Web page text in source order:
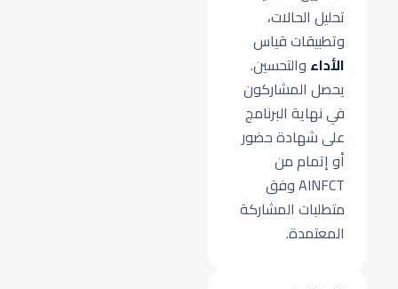
تحليل الحالات،
وتطبيقات قياس
الأداء والتحسين.
يحصل المشاركون
في نهاية البرنامج
على شهادة حضور
أو إتمام من
AINFCT وفق
متطلبات المشاركة
المعتمدة.